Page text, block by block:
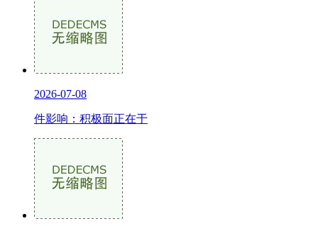
2026-07-08
件影响：积极面正在于